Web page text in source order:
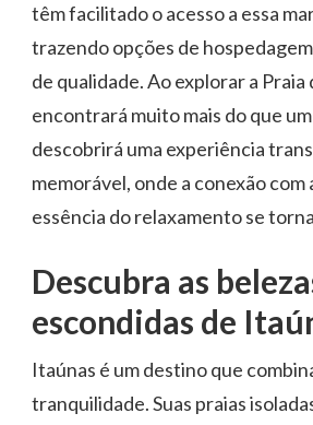
têm facilitado o acesso a essa
trazendo opções de
de qualidade. Ao explorar a
encontrará muito mais do que
descobrirá uma experiência
memorável, onde a conexão com
essência do relaxamento se
Descubra as
escondidas de
Itaúnas é um destino que
tranquilidade. Suas praias